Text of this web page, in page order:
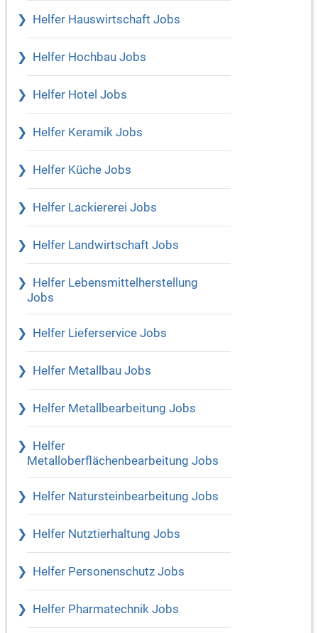
Helfer Hauswirtschaft Jobs
Helfer Hochbau Jobs
Helfer Hotel Jobs
Helfer Keramik Jobs
Helfer Küche Jobs
Helfer Lackiererei Jobs
Helfer Landwirtschaft Jobs
Helfer Lebensmittelherstellung
Jobs
Helfer Lieferservice Jobs
Helfer Metallbau Jobs
Helfer Metallbearbeitung Jobs
Helfer
Metalloberflächenbearbeitung Jobs
Helfer Natursteinbearbeitung Jobs
Helfer Nutztierhaltung Jobs
Helfer Personenschutz Jobs
Helfer Pharmatechnik Jobs